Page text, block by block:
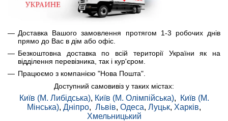
Доставка Вашого замовлення протягом 1-3 робочих днів
прямо до Вас в дім або офіс.
Безкоштовна доставка по всій території України як на
відділення перевізника, так і кур'єром.
Працюємо з компанією "Нова Пошта".
Доступний самовивіз у таких містах:
Київ (М. Либідська), Київ (М. Олімпійська),
Київ (М.
Мінська), Дніпро, Львів, Одеса, Луцьк, Харків,
Хмельницький